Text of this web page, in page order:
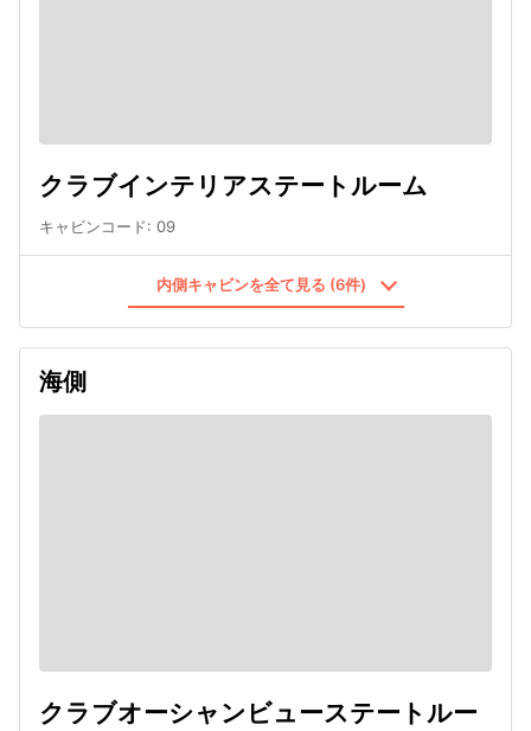
クラブインテリアステートルーム
キャビンコード: 09
内側キャビンを全て見る (6件)
海側
クラブオーシャンビューステートルー